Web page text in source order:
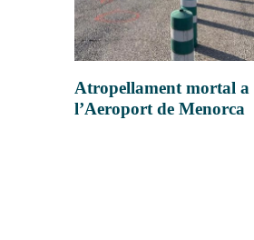
Atropellament mortal a
l’Aeroport de Menorca